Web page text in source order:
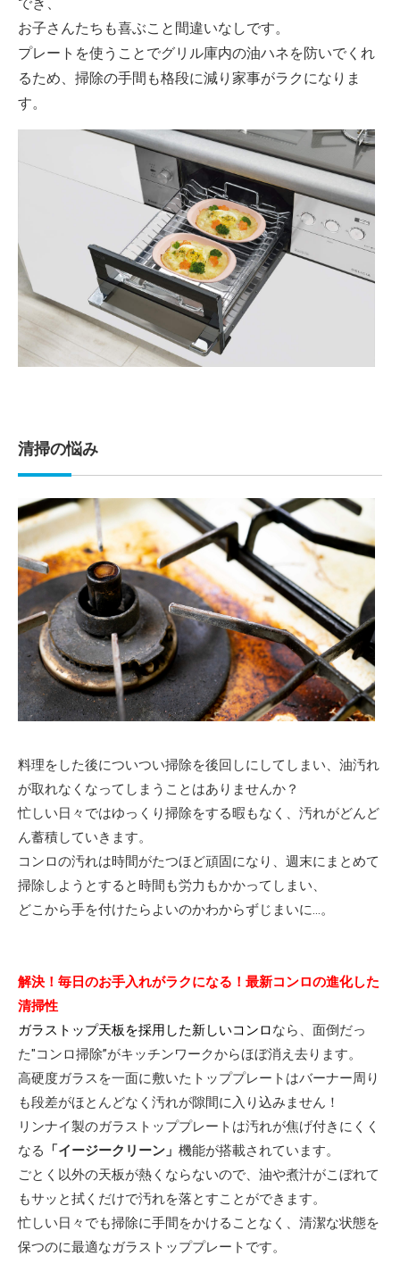
お子さんたちも喜ぶこと間違いなしです。
プレートを使うことでグリル庫内の油ハネを防いでくれ
るため、掃除の手間も格段に減り家事がラクになりま
す。
清掃の悩み
料理をした後についつい掃除を後回しにしてしまい、油汚れ
が取れなくなってしまうことはありませんか？
忙しい日々ではゆっくり掃除をする暇もなく、汚れがどんど
ん蓄積していきます。
コンロの汚れは時間がたつほど頑固になり、週末にまとめて
掃除しようとすると時間も労力もかかってしまい、
どこから手を付けたらよいのかわからずじまいに…。
解決！毎日のお手入れがラクになる！最新コンロの進化した
清掃性
ガラストップ天板を採用した新しいコンロなら、面倒だっ
た"コンロ掃除”がキッチンワークからほぼ消え去ります。
高硬度ガラスを一面に敷いたトッププレートはバーナー周り
も段差がほとんどなく汚れが隙間に入り込みません！
リンナイ製のガラストッププレートは汚れが焦げ付きにくく
なる
「イージークリーン」 機能が搭載されています。
ごとく以外の天板が熱くならないので、油や煮汁がこぼれて
もサッと拭くだけで汚れを落とすことができます。
忙しい日々でも掃除に手間をかけることなく、清潔な状態を
保つのに最適なガラストッププレートです。